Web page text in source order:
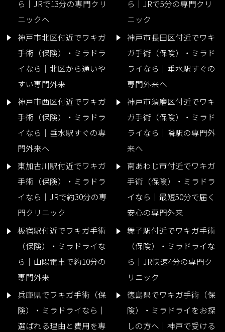
ら｜JRで13分の専門クリ
ニックへ
ら｜JRで5分の専門クリ
ニック
神戸市北区付近でワキガ
手術（保険）・ミラドラ
イなら｜北区から通いや
すい専門外来
神戸市長田区付近でワキ
ガ手術（保険）・ミラド
ライなら｜垂水駅すぐの
専門外来へ
神戸市西区付近でワキガ
手術（保険）・ミラドラ
イなら｜垂水駅すぐの専
門外来へ
神戸市須磨区付近でワキ
ガ手術（保険）・ミラド
ライなら｜隣駅の専門外
来へ
東加古川駅付近でワキガ
手術（保険）・ミラドラ
イなら｜JRで約30分の専
門クリニック
南あわじ市付近でワキガ
手術（保険）・ミラドラ
イなら｜最短50分で届く
安心の専門外来
板宿駅付近でワキガ手術
（保険）・ミラドライな
ら｜山陽電車で約10分の
専門外来
舞子駅付近でワキガ手術
（保険）・ミラドライな
ら｜JR快速4分の専門ク
リニック
兵庫県でワキガ手術（保
険）・ミラドライなら｜
選ばれる理由と費用を専
徳島県でワキガ手術（保
険）・ミラドライをお探
しの方へ｜神戸で受ける